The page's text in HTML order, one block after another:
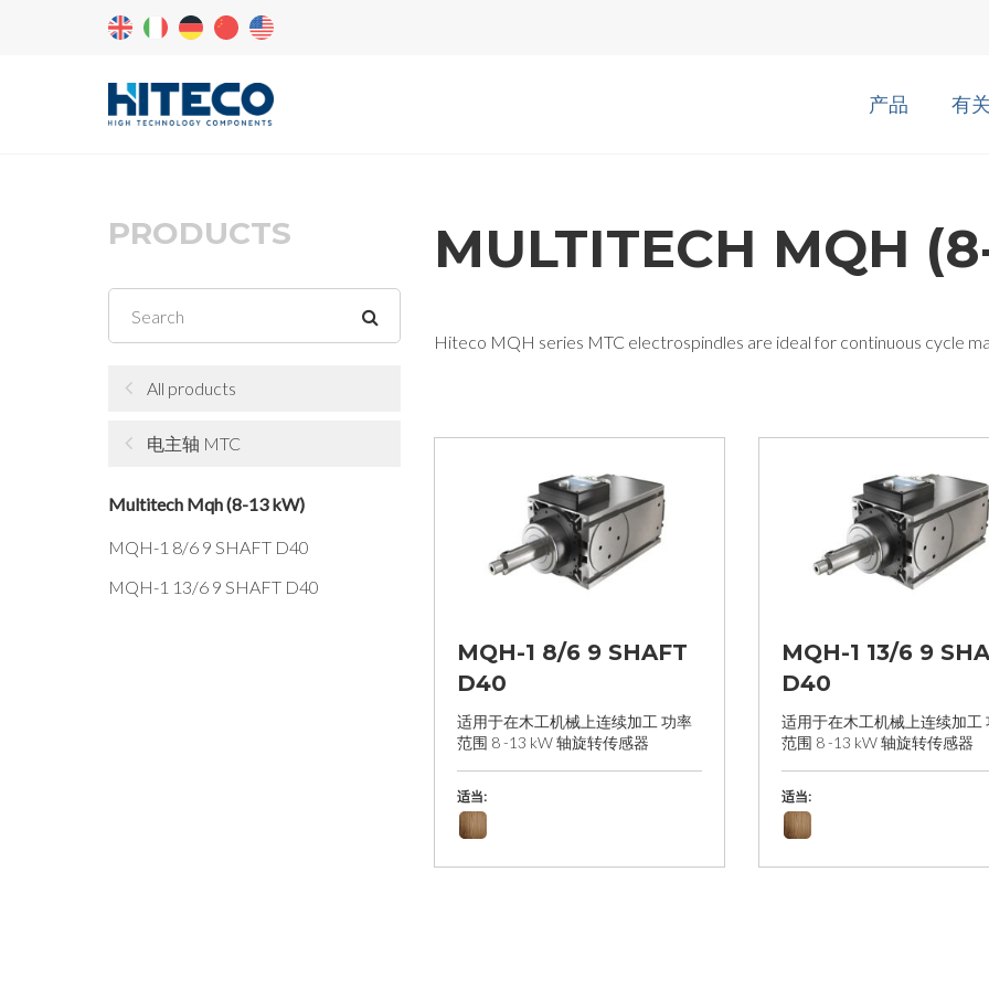
产品 有
PRODUCTS
All products
电主轴 MTC
Multitech Mqh (8-13 kW)
MQH-1 8/6 9 SHAFT D40
MQH-1 13/6 9 SHAFT D40
MULTITECH MQH
Hiteco MQH series MTC electrospindles are ideal for continuous cycle
MQH-1 8/6 9 SHAFT
D40
适用于在木工机械上连续加工 功率
范围 8 -13 kW 轴旋转传感器
适当:
MQH-1 13/6 9
D40
适用于在木工机械上连续加工
范围 8 -13 kW 轴旋转传感器
适当: